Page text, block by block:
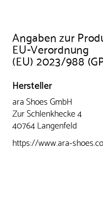
Angaben zur
EU-Verordnung
(EU) 2023/988
Hersteller
ara Shoes GmbH
Zur Schlenkhecke 4
40764 Langenfeld
https://www.ara-